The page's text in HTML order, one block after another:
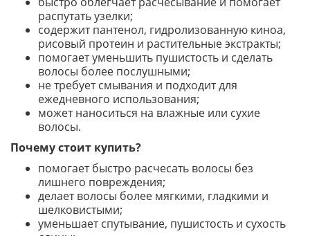
распутать узелки;
содержит пантенол, гидролизованную киноа,
рисовый протеин и растительные экстракты;
помогает уменьшить пушистость и сделать
волосы более послушными;
не требует смывания и подходит для
ежедневного использования;
может наноситься на влажные или сухие
волосы.
Почему стоит купить?
помогает быстро расчесать волосы без
лишнего повреждения;
делает волосы более мягкими, гладкими и
шелковистыми;
уменьшает спутывание, пушистость и сухость